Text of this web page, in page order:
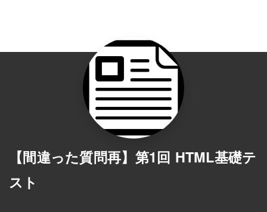
【間違った質問再】第1回 HTML基礎テ
スト